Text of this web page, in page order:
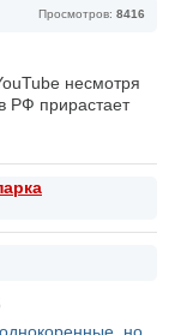
Просмотров: 8416
несмотря
РФ прирастает